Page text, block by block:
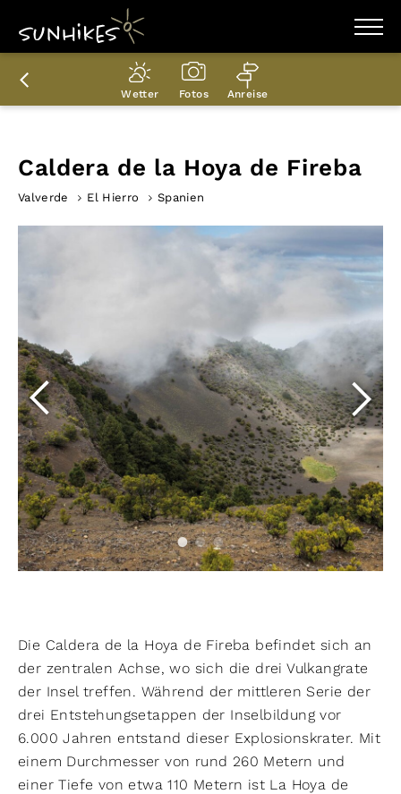
WANDERZIELE
WANDERUNGEN
ENTDECKEN
PLANER
Wetter Fotos Anreise
Caldera de la Hoya de Fireba
Valverde El Hierro Spanien
Die Caldera de la Hoya de Fireba befindet sich an
der zentralen Achse, wo sich die drei Vulkangrate
der Insel treffen. Während der mittleren Serie der
drei Entstehungsetappen der Inselbildung vor
6.000 Jahren entstand dieser Explosionskrater. Mit
einem Durchmesser von rund 260 Metern und
einer Tiefe von etwa 110 Metern ist La Hoya de